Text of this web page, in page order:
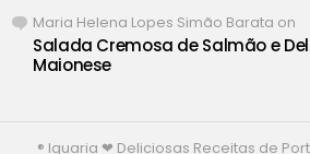
Maria Helena Lopes Simão Barata on
Salada Cremosa de Salmão e
Maionese
® Iguaria ❤ Deliciosas Receitas de